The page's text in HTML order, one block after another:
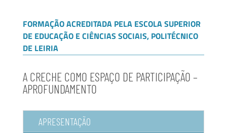
FORMAÇÃO ACREDITADA PELA ESCOLA SUPERIOR
DE EDUCAÇÃO E CIÊNCIAS SOCIAIS, POLITÉCNICO
DE LEIRIA
A CRECHE COMO ESPAÇO DE PARTICIPAÇÃO –
APROFUNDAMENTO
APRESENTAÇÃO